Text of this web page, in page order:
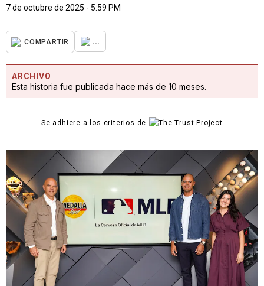
7 de octubre de 2025 - 5:59 PM
COMPARTIR ...
ARCHIVO
Esta historia fue publicada hace más de 10 meses.
Se adhiere a los criterios de